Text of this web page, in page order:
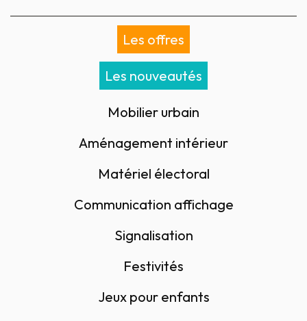
Les offres
Les nouveautés
Mobilier urbain
Aménagement intérieur
Matériel électoral
Communication affichage
Signalisation
Festivités
Jeux pour enfants